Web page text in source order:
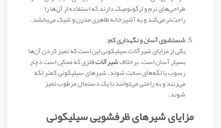
طراحی‌های نرم و ارگونومیک دارند که استفاده از آن‌ها را
راحت‌تر می‌کند و به آشپزخانه ظاهری مدرن و شیک می‌بخشد.
شستشوی آسان و نگهداری کم:
یکی از مزایای شیرآلات سیلیکونی این است که تمیز کردن آن‌ها
بسیار آسان است. برخلافشیرآلاتفلزی که ممکن است دچار
رسوب یا لکه‌های سخت شوند، شیرهای سیلیکونی کمتر لکه‌
می‌زنند و به راحتی می‌توانند با یک دستمال مرطوب تمیز
شوند.
مزایای شیرهای ظرفشویی سیلیکونی